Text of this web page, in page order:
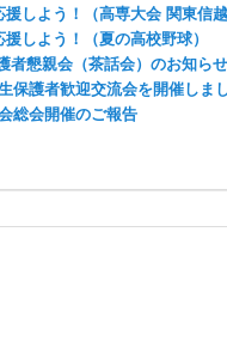
しよう！（高専大会 関東信越
しよう！（夏の高校野球）
者懇親会（茶話会）のお知らせ
保護者歓迎交流会を開催しま
総会開催のご報告